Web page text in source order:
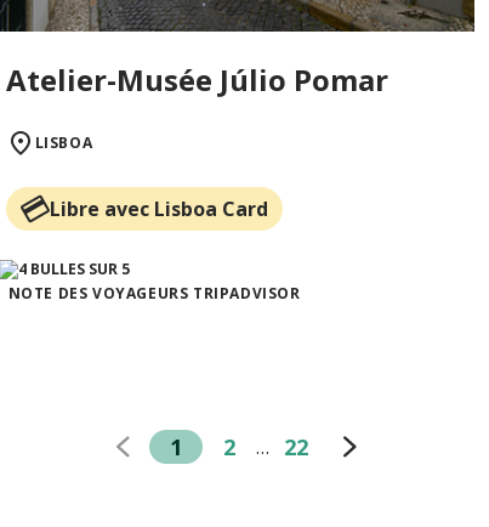
Atelier-Musée Júlio Pomar
LISBOA
Libre avec Lisboa Card
NOTE DES VOYAGEURS TRIPADVISOR
1 2 … 22